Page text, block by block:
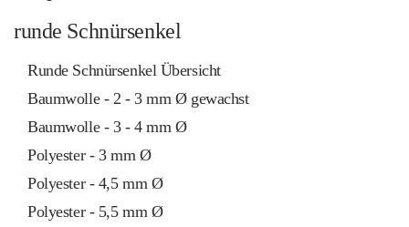
runde Schnürsenkel
Runde Schnürsenkel Übersicht
Baumwolle - 2 - 3 mm Ø gewachst
Baumwolle - 3 - 4 mm Ø
Polyester - 3 mm Ø
Polyester - 4,5 mm Ø
Polyester - 5,5 mm Ø